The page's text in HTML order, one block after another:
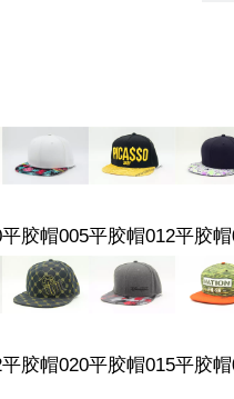
平胶帽005平胶帽012平胶
平胶帽020平胶帽015平胶